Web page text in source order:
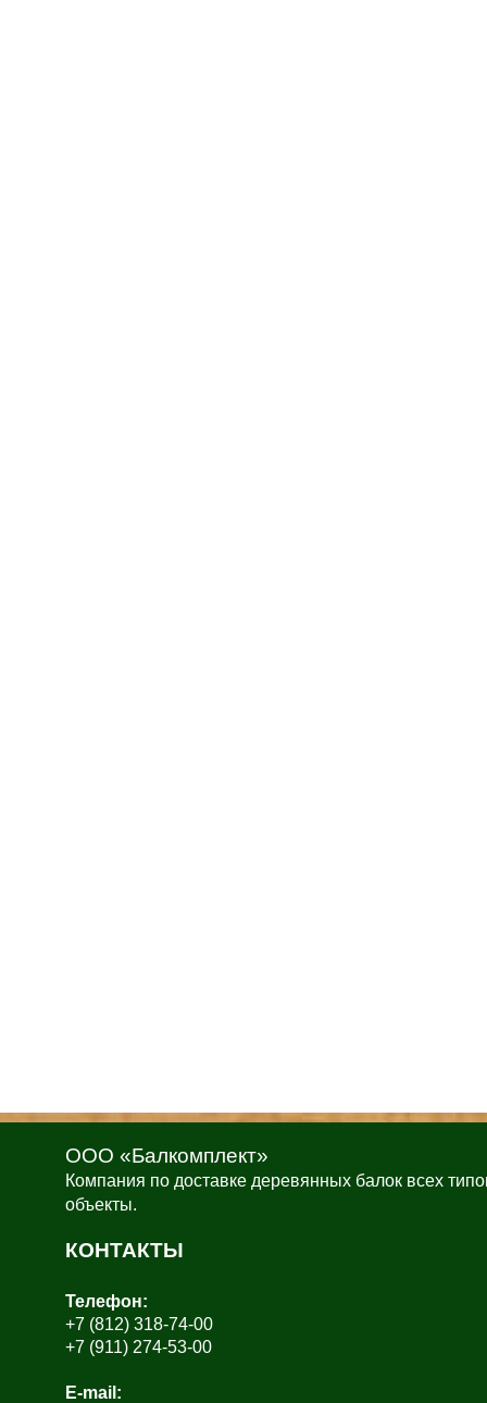
ООО «Балкомплект»
Компания по доставке деревянных балок всех
объекты.
КОНТАКТЫ
Телефон:
+7 (812) 318-74-00
+7 (911) 274-53-00
E-mail: